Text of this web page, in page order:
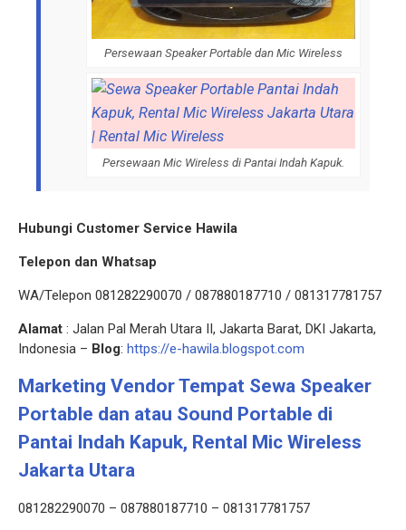
Persewaan Speaker Portable dan Mic Wireless
Persewaan Mic Wireless di Pantai Indah Kapuk.
Hubungi Customer Service Hawila
Telepon dan Whatsap
WA/Telepon 081282290070 / 087880187710 / 081317781757
Alamat : Jalan Pal Merah Utara II, Jakarta Barat, DKI Jakarta,
Indonesia – Blog: https://e-hawila.blogspot.com
Marketing Vendor Tempat Sewa Speaker
Portable dan atau Sound Portable di
Pantai Indah Kapuk, Rental Mic Wireless
Jakarta Utara
081282290070 – 087880187710 – 081317781757